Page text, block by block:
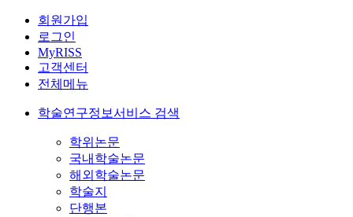
회원가입
로그인
MyRISS
고객센터
전체메뉴
학술연구정보서비스 검색
학위논문
국내학술논문
해외학술논문
학술지
단행본